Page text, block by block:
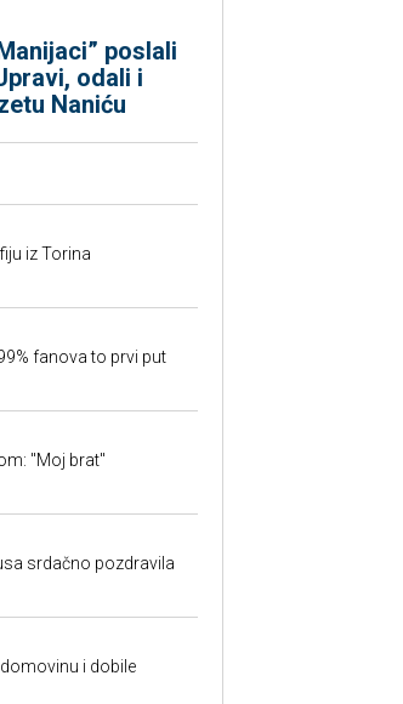
poslali
odali i
Naniću
iz Torina
fanova to prvi put
"Moj brat"
srdačno pozdravila
i dobile